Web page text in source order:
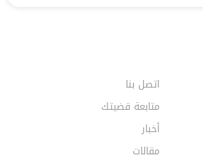
اتصل بنا
متابعة قضيتك
أخبار
مقالات